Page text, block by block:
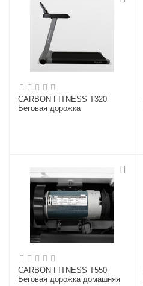
CARBON FITNESS T320
Беговая дорожка
CARBON FITNESS T550
Беговая дорожка домашняя